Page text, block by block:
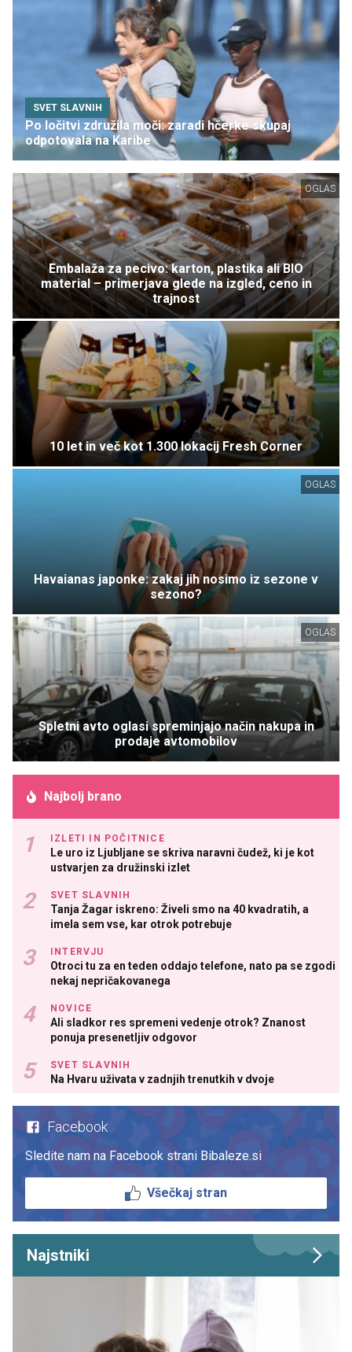
SVET SLAVNIH
Po ločitvi združila moči: zaradi hčerke skupaj
odpotovala na Karibe
OGLAS
Embalaža za pecivo: karton, plastika ali BIO
material – primerjava glede na izgled, ceno in
trajnost
10 let in več kot 1.300 lokacij Fresh Corner
OGLAS
Havaianas japonke: zakaj jih nosimo iz sezone v
sezono?
OGLAS
Spletni avto oglasi spreminjajo način nakupa in
prodaje avtomobilov
Najbolj brano
IZLETI IN POČITNICE
Le uro iz Ljubljane se skriva naravni čudež, ki je kot
ustvarjen za družinski izlet
SVET SLAVNIH
Tanja Žagar iskreno: Živeli smo na 40 kvadratih, a
imela sem vse, kar otrok potrebuje
INTERVJU
Otroci tu za en teden oddajo telefone, nato pa se zgodi
nekaj nepričakovanega
NOVICE
Ali sladkor res spremeni vedenje otrok? Znanost
ponuja presenetljiv odgovor
SVET SLAVNIH
Na Hvaru uživata v zadnjih trenutkih v dvoje
Facebook
Sledite nam na Facebook strani Bibaleze.si
Všečkaj stran
Najstniki